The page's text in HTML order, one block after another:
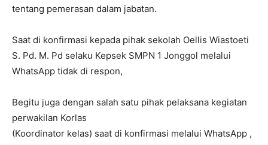
tentang pemerasan dalam jabatan.
Saat di konfirmasi kepada pihak sekolah Oellis Wiastoeti
S. Pd. M. Pd selaku Kepsek SMPN 1 Jonggol melalui
WhatsApp tidak di respon,
Begitu juga dengan salah satu pihak pelaksana kegiatan
perwakilan Korlas
(Koordinator kelas) saat di konfirmasi melalui WhatsApp ,